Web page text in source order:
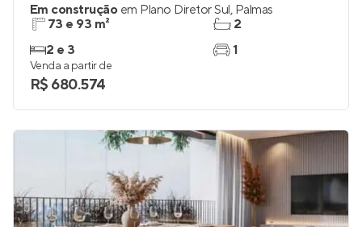
Em construção em Plano Diretor Sul, Palmas
73 e 93 m²
2 e 3
2
1
Venda a partir de
R$ 680.574